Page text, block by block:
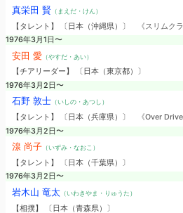
真栄田 賢（まえだ・けん）
【タレント】 〔日本（沖縄県）〕
《スリムク
1976年3月1日〜
安田 愛（やすだ・あい）
【チアリーダー】 〔日本（東京都）〕
1976年3月2日〜
石野 敦士（いしの・あつし）
【タレント】 〔日本（兵庫県）〕
《Over Drive
1976年3月2日〜
湶 尚子（いずみ・なおこ）
【タレント】 〔日本（千葉県）〕
1976年3月2日〜
岩木山 竜太（いわきやま・りゅうた）
【相撲】 〔日本（青森県）〕